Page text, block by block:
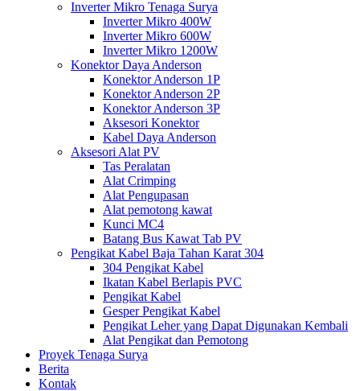
Inverter Mikro Tenaga Surya
Inverter Mikro 400W
Inverter Mikro 600W
Inverter Mikro 1200W
Konektor Daya Anderson
Konektor Anderson 1P
Konektor Anderson 2P
Konektor Anderson 3P
Aksesori Konektor
Kabel Daya Anderson
Aksesori Alat PV
Tas Peralatan
Alat Crimping
Alat Pengupasan
Alat pemotong kawat
Kunci MC4
Batang Bus Kawat Tab PV
Pengikat Kabel Baja Tahan Karat 304
304 Pengikat Kabel
Ikatan Kabel Berlapis PVC
Pengikat Kabel
Gesper Pengikat Kabel
Pengikat Leher yang Dapat Digunakan Kembali
Alat Pengikat dan Pemotong
Proyek Tenaga Surya
Berita
Kontak